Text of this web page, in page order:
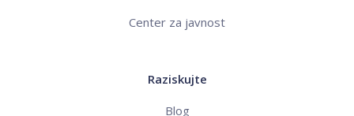
Center za javnost
Raziskujte
Blog